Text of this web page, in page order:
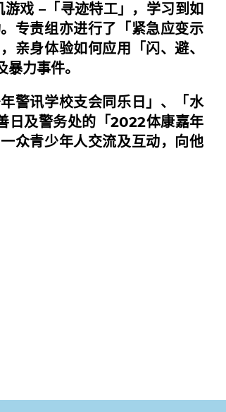
戏 –「寻迹特工」，学习到如
专责组亦进行了「紧急应变示
亲身体验如何应用「闪、避、
力事件。
警讯学校支会同乐日」、「水
日及警务处的「2022体康嘉年
众青少年人交流及互动，向他